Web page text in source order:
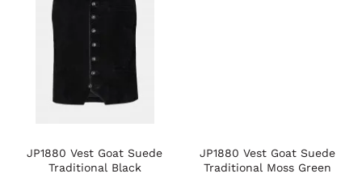
JP1880 Vest Goat Suede
Traditional Black
JP1880 Vest Goat Suede
Traditional Moss Green